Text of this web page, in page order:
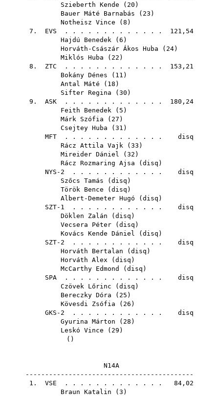
Szieberth Kende ( 20 )
Bauer Máté Barnabás ( 23 )
Notheisz Vince ( 8 )
7. EVS . . . . . . . . . . . . . 121,54
Hajdú Benedek ( 6 )
Horváth-Császár Ákos Huba ( 24)
Miklós Huba ( 22 )
8. ZTC . . . . . . . . . . . . . 153,21
Bokány Dénes ( 11 )
Antal Máté ( 18 )
Sifter Regina ( 30 )
9. ASK . . . . . . . . . . . . . 180,24
Feith Benedek ( 5 )
Márk Szófia ( 27 )
Csejtey Huba ( 31 )
MFT . . . . . . . . . . . . . disq
Rácz Attila Vajk ( 33 )
Mireider Dániel ( 32 )
Rácz Rozmaring Ajsa ( disq )
NYS-2 . . . . . . . . . . . . disq
Szőcs Tamás ( disq )
Török Bence ( disq )
Albert-Demeter Hugó ( disq )
SZT-1 . . . . . . . . . . . . disq
Döklen Zalán ( disq )
Vecsera Péter ( disq )
Kovács Kende Dániel ( disq )
SZT-2 . . . . . . . . . . . . disq
Horváth Bertalan ( disq )
Horváth Alex ( disq )
McCarthy Edmond
( disq )
SPA . . . . . . . . . . . . . disq
Czövek Lőrinc ( disq )
Bereczky Dóra ( 25 )
Kövesdi Zsófia ( 26 )
GKS-2 . . . . . . . . . . . . disq
Gyurina Márton ( 28 )
Leskó Vince ( 29 )
()
N14A
-------------------------------------------
1. VSE . . . . . . . . . . . . . 84,02
Braun Katalin ( 3 )